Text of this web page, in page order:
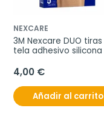
NEXCARE
3M Nexcare DUO tiras
tela adhesivo silicona
4,00 €
Añadir al carrito